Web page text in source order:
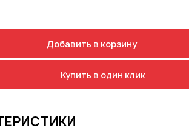
Добавить в корзину
Купить в один клик